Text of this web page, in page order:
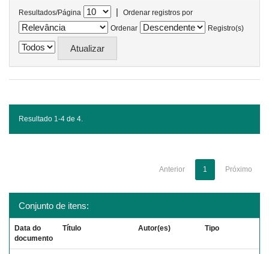
Resultados/Página |
Ordenar registros por
Ordenar
Registro(s)
Resultado 1-4 de 4.
Anterior 1 Próximo
Conjunto de itens:
Data do
documento
Título Autor(es) Tipo